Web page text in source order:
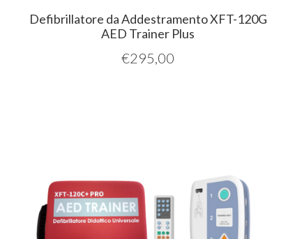
Defibrillatore da Addestramento XFT-120G
AED Trainer Plus
€295,00